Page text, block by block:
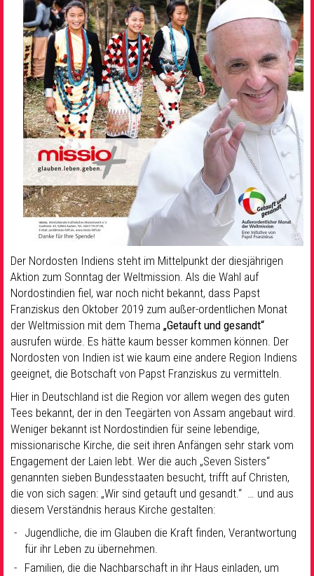
Der Nordosten Indiens steht im Mittelpunkt der diesjährigen
Aktion zum Sonntag der Weltmission. Als die Wahl auf
Nordostindien fiel, war noch nicht bekannt, dass Papst
Franziskus den Oktober 2019 zum außer-ordentlichen Monat
der Weltmission mit dem Thema „Getauft und gesandt“
ausrufen würde. Es hätte kaum besser kommen können. Der
Nordosten von Indien ist wie kaum eine andere Region Indiens
geeignet, die Botschaft von Papst Franziskus zu vermitteln.
Hier in Deutschland ist die Region vor allem wegen des guten
Tees bekannt, der in den Teegärten von Assam angebaut wird.
Weniger bekannt ist Nordostindien für seine lebendige,
missionarische Kirche, die seit ihren Anfängen sehr stark vom
Engagement der Laien lebt. Wer die auch „Seven Sisters“
genannten sieben Bundesstaaten besucht, trifft auf Christen,
die von sich sagen: „Wir sind getauft und gesandt.“ … und aus
diesem Verständnis heraus Kirche gestalten:
Jugendliche, die im Glauben die Kraft finden, Verantwortung
für ihr Leben zu übernehmen.
Familien, die die Nachbarschaft in ihr Haus einladen, um